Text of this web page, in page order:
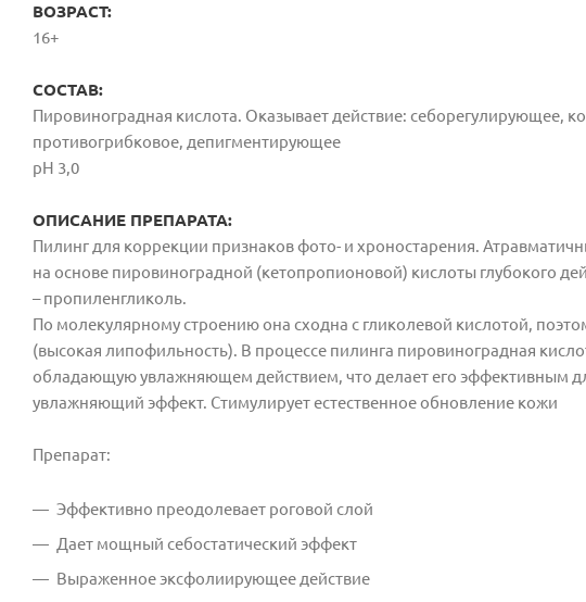
ВОЗРАСТ:
16+
СОСТАВ:
Пировиноградная кислота. Оказывает действие: себорегулирующее,
противогрибковое, депигментирующее
рН 3,0
ОПИСАНИЕ ПРЕПАРАТА:
Пилинг для коррекции признаков фото- и хроностарения.
на основе пировиноградной (кетопропионовой) кислоты глубокого
– пропиленгликоль.
По молекулярному строению она сходна с гликолевой кислотой,
(высокая липофильность). В процессе пилинга пировиноградная
обладающую увлажняющем действием, что делает его эффективным
увлажняющий эффект. Стимулирует естественное обновление кожи
Препарат:
Эффективно преодолевает роговой слой
Дает мощный себостатический эффект
Выраженное эксфолиирующее действие